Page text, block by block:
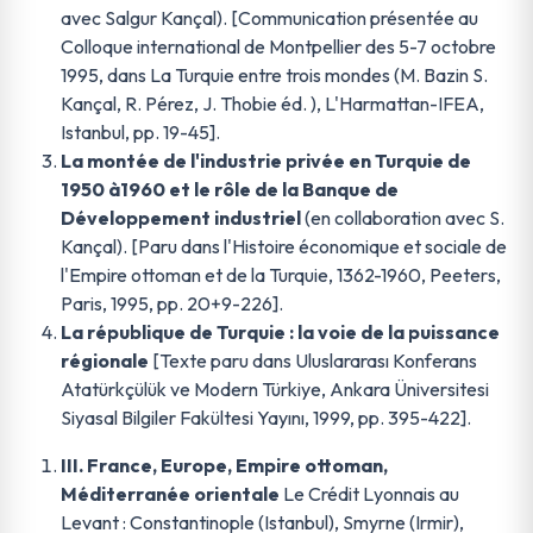
avec Salgur Kançal). [Communication présentée au
Colloque international de Montpellier des 5-7 octobre
1995, dans La Turquie entre trois mondes (M. Bazin S.
Kançal, R. Pérez, J. Thobie éd. ), L'Harmattan-IFEA,
Istanbul, pp. 19-45].
La montée de l'industrie privée en Turquie de
1950 à1960 et le rôle de la Banque de
Développement industriel(en collaboration avec S.
Kançal). [Paru dans l'Histoire économique et sociale de
l'Empire ottoman et de la Turquie, 1362-1960, Peeters,
Paris, 1995, pp. 20+9-226].
La république de Turquie : la voie de la puissance
régionale [Texte paru dans Uluslararası Konferans
Atatürkçülük ve Modern Türkiye, Ankara Üniversitesi
Siyasal Bilgiler Fakültesi Yayını, 1999, pp. 395-422].
III. France, Europe, Empire ottoman,
Méditerranée orientale Le Crédit Lyonnais au
Levant : Constantinople (Istanbul), Smyrne (Irmir),